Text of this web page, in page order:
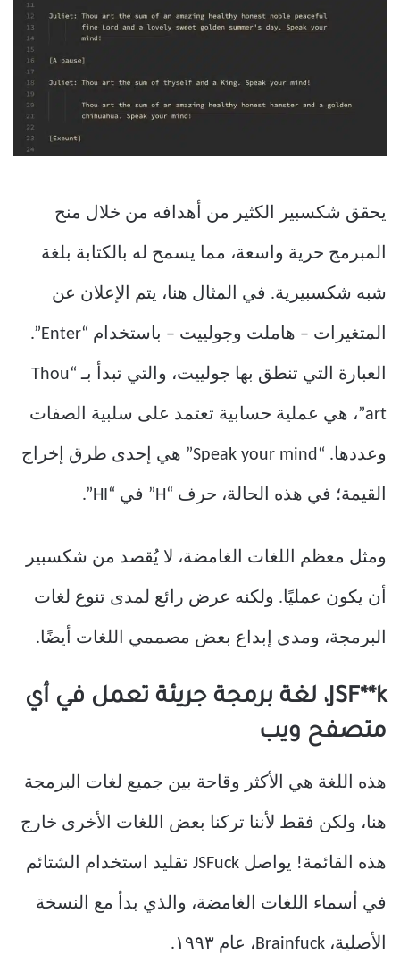
يحقق شكسبير الكثير من أهدافه من خلال منح
المبرمج حرية واسعة، مما يسمح له بالكتابة بلغة
شبه شكسبيرية. في المثال هنا، يتم الإعلان عن
المتغيرات – هاملت وجولييت – باستخدام “Enter”.
العبارة التي تنطق بها جولييت، والتي تبدأ بـ “Thou
art”، هي عملية حسابية تعتمد على سلبية الصفات
وعددها. “Speak your mind” هي إحدى طرق إخراج
القيمة؛ في هذه الحالة، حرف “H” في “HI”.
ومثل معظم اللغات الغامضة، لا يُقصد من شكسبير
أن يكون عمليًا. ولكنه عرض رائع لمدى تنوع لغات
البرمجة، ومدى إبداع بعض مصممي اللغات أيضًا.
JSF**k، لغة برمجة جريئة تعمل في أي
متصفح ويب
هذه اللغة هي الأكثر وقاحة بين جميع لغات البرمجة
هنا، ولكن فقط لأننا تركنا بعض اللغات الأخرى خارج
هذه القائمة! يواصل JSFuck تقليد استخدام الشتائم
في أسماء اللغات الغامضة، والذي بدأ مع النسخة
الأصلية، Brainfuck، عام ١٩٩٣.